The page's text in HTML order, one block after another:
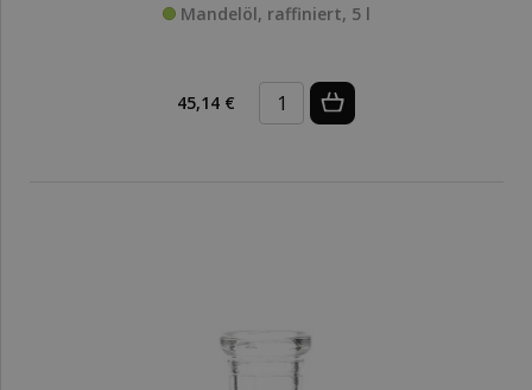
Mandelöl, raffiniert, 5 l
45,14 €